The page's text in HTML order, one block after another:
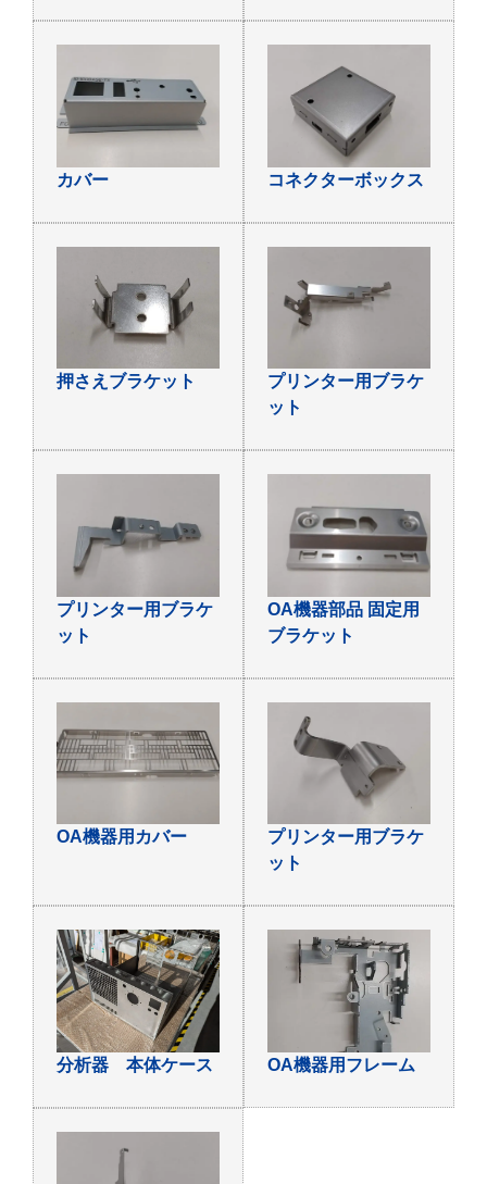
カバー コネクターボックス
押さえブラケット
プリンター用ブラケ
ット
プリンター用ブラケ
ット
OA機器部品 固定用
ブラケット
OA機器用カバー
プリンター用ブラケ
ット
分析器 本体ケース OA機器用フレーム